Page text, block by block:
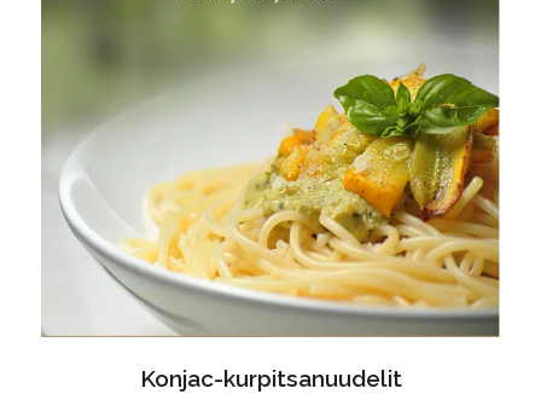
Konjac-kurpitsanuudelit